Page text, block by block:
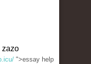
">essay help